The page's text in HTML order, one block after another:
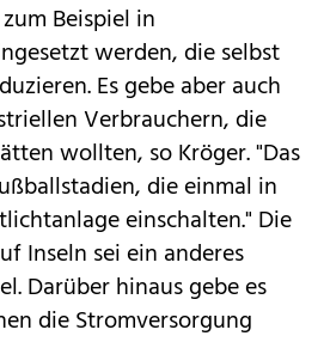
Beispiel in
werden, die selbst
Es gebe aber auch
Verbrauchern, die
wollten, so Kröger. "Das
die einmal in
einschalten." Die
Inseln sei ein anderes
Darüber hinaus gebe es
die Stromversorgung